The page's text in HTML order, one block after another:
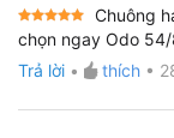
Được xếp
hạng 5 5
sao
Chuông
chọn ngay Odo
Trả lời • thích •